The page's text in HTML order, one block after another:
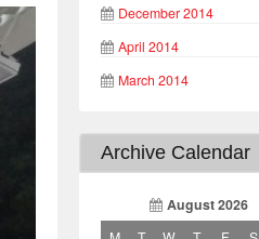
December 2014
April 2014
March 2014
Archive Calendar
August 2026